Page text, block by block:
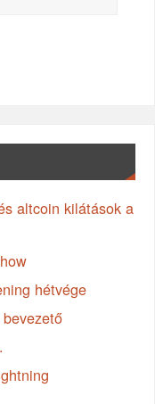
altcoin kilátások a
hétvége